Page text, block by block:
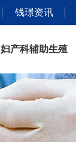
钱璟资讯
妇产科辅助生殖